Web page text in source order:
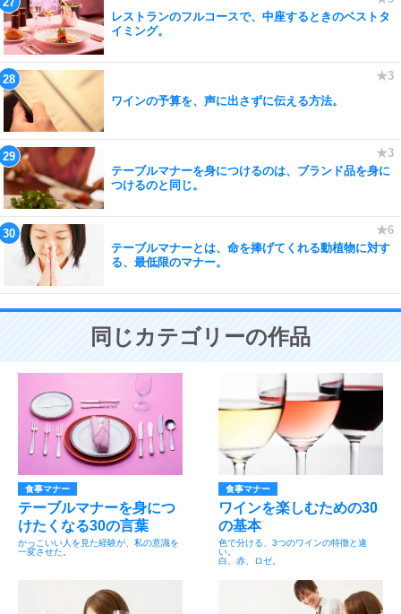
レストランのフルコースで、中座するときのベストタ
イミング。
ワインの予算を、声に出さずに伝える方法。
テーブルマナーを身につけるのは、ブランド品を身に
つけるのと同じ。
テーブルマナーとは、命を捧げてくれる動植物に対す
る、最低限のマナー。
同じカテゴリーの作品
食事マナー
テーブルマナーを身につ
けたくなる30の言葉
かっこいい人を見た経験が、私の意識を
一変させた。
食事マナー
ワインを楽しむための30
の基本
色で分ける、3つのワインの特徴と違
い。
白、赤、ロゼ。